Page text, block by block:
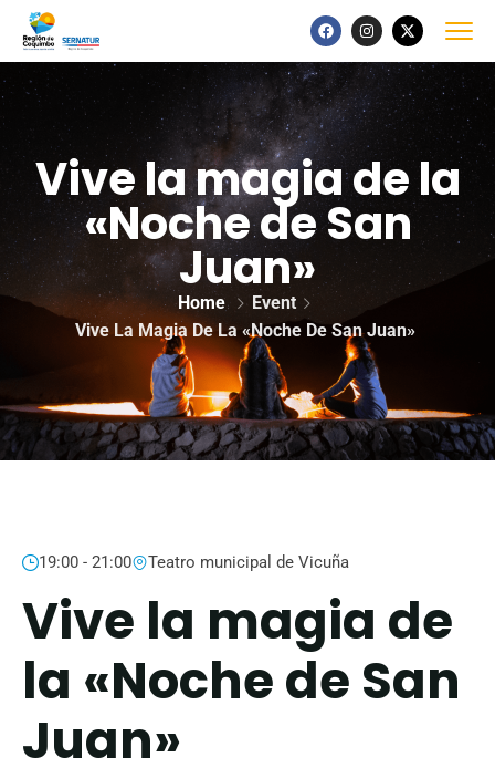
Vive la magia de la
«Noche de San
Juan»
Home
Event
Vive La Magia De La «Noche De San Juan»
19:00 - 21:00 Teatro municipal de Vicuña
Vive la magia de
la «Noche de San
Juan»